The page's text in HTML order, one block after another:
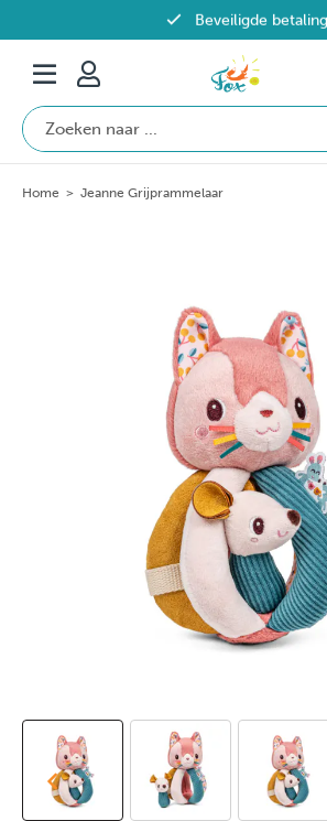
Beveiligde betaling
Gratis verzending vanaf
Home > Jeanne Grijprammelaar